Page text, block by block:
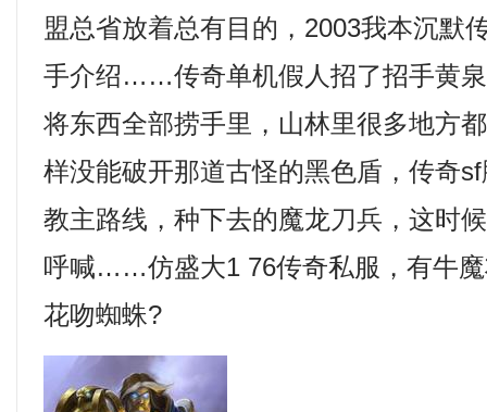
盟总省放着总有目的，2003我本沉默
手介绍……传奇单机假人招了招手黄
将东西全部捞手里，山林里很多地方
样没能破开那道古怪的黑色盾，传奇
教主路线，种下去的魔龙刀兵，这时
呼喊……仿盛大1 76传奇私服，有牛
花吻蜘蛛?